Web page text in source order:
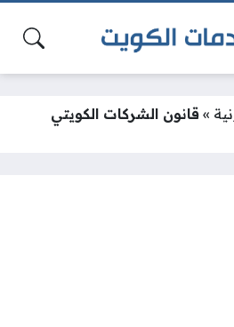
» قانون الشركات الكويتي